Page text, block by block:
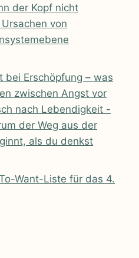
der Kopf nicht
von
bei Erschöpfung – was
zwischen Angst vor
nach Lebendigkeit -
der Weg aus der
als du denkst
Want-Liste für das 4.